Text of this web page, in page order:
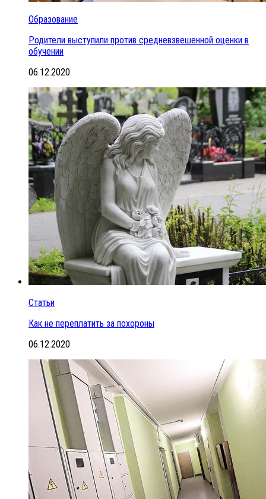
Образование
Родители выступили против средневзвешенной оценки в
обучении
06.12.2020
Статьи
Как не переплатить за похороны
06.12.2020